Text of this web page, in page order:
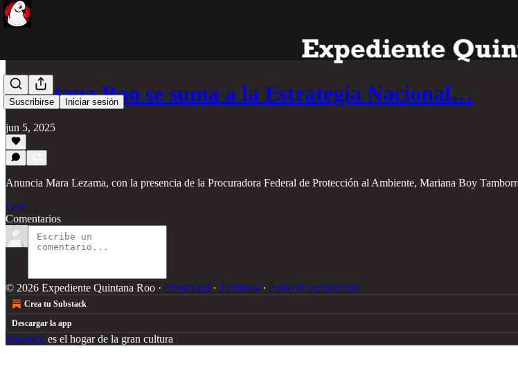
Suscribirse Iniciar sesión
Quintana Roo se suma a la Estrategia Nacional…
jun 5, 2025
Anuncia Mara Lezama, con la presencia de la Procuradora Federal de Protección al Ambiente, Mariana Boy
Leer →
Comentarios
© 2026 Expediente Quintana Roo · Privacidad ∙ Términos ∙ Aviso de recolección
Crea tu Substack
Descargar la app
Substack es el hogar de la gran cultura